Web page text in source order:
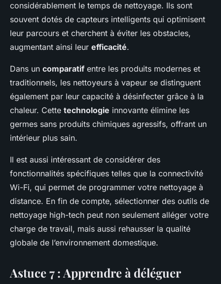
considérablement le temps de nettoyage. Ils sont
souvent dotés de capteurs intelligents qui optimisent
leur parcours et cherchent à éviter les obstacles,
augmentant ainsi leur efficacité.
Dans un comparatif entre les produits modernes et
traditionnels, les nettoyeurs à vapeur se distinguent
également par leur capacité à désinfecter grâce à la
chaleur. Cette technologie innovante élimine les
germes sans produits chimiques agressifs, offrant un
intérieur plus sain.
Il est aussi intéressant de considérer des
fonctionnalités spécifiques telles que la connectivité
Wi-Fi, qui permet de programmer votre nettoyage à
distance. En fin de compte, sélectionner des outils de
nettoyage high-tech peut non seulement alléger votre
charge de travail, mais aussi rehausser la qualité
globale de l’environnement domestique.
Astuce 7 : Apprendre à déléguer